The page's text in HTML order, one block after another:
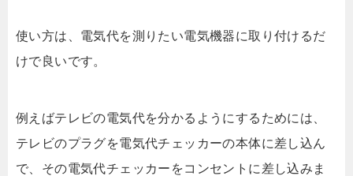
使い方は、電気代を測りたい電気機器に取り付けるだ
けで良いです。
例えばテレビの電気代を分かるようにするためには、
テレビのプラグを電気代チェッカーの本体に差し込ん
で、その電気代チェッカーをコンセントに差し込みま